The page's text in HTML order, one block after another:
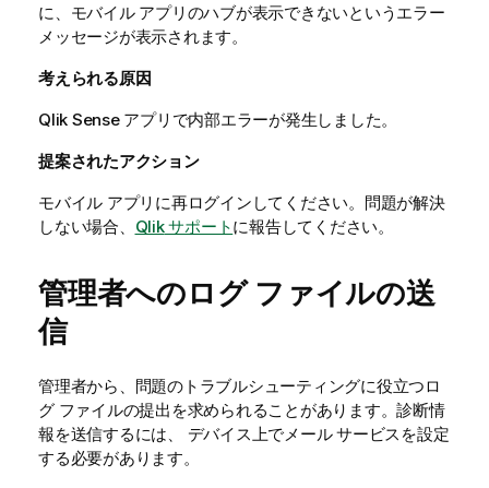
に、モバイル アプリのハブが表示できないというエラー
メッセージが表示されます。
考えられる原因
Qlik Senseアプリで内部エラーが発生しました。
提案されたアクション
モバイル アプリに再ログインしてください。問題が解決
しない場合、 Qlikサポートに報告してください。
管理者へのログ ファイルの送
信
管理者から、問題のトラブルシューティングに役立つロ
グ ファイルの提出を求められることがあります。診断情
報を送信するには、 デバイス上でメール サービスを設定
する必要があります。